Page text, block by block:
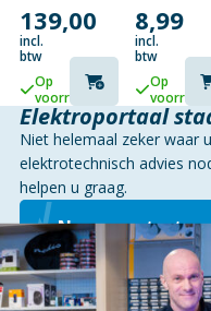
8-
KANAALS
BT/MP3
139,00
incl.
btw
Op
voorraad
|
SMA
FEMALE
| 50
OHM
| 2
METER
8,99
incl.
btw
Op
voorraad
Elektroportaal
Niet helemaal zeker waar
elektrotechnisch advies
helpen u graag.
Neem contact op